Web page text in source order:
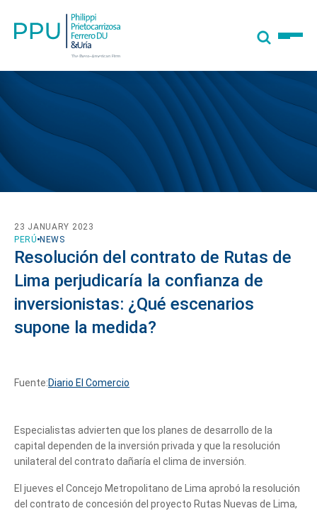
PERÚ NEWS
23 JANUARY 2023
Resolución del contrato de Rutas de
Lima perjudicaría la confianza de
inversionistas: ¿Qué escenarios
supone la medida?
Fuente:Diario El Comercio
Especialistas advierten que los planes de desarrollo de la
capital dependen de la inversión privada y que la resolución
unilateral del contrato dañaría el clima de inversión.
El jueves el Concejo Metropolitano de Lima aprobó la resolución
del contrato de concesión del proyecto Rutas Nuevas de Lima,